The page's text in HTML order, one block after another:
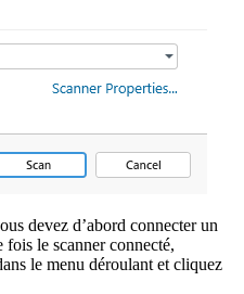
devez d’abord connecter un
le scanner connecté,
le menu déroulant et cliquez